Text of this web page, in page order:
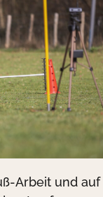
Arbeit und auf